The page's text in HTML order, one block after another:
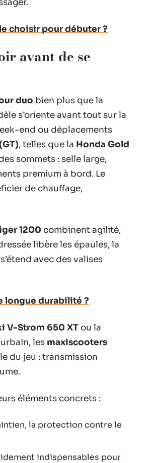
choisir pour débuter ?
avant de se
duo bien plus que la
s’oriente avant tout sur la
end ou déplacements
, telles que la Honda Gold
sommets : selle large,
premium à bord. Le
de chauffage,
1200 combinent agilité,
libère les épaules, la
avec des valises
longue durabilité ?
V-Strom 650 XT ou la
les maxiscooters
du jeu : transmission
éléments concrets :
la protection contre le
indispensables pour